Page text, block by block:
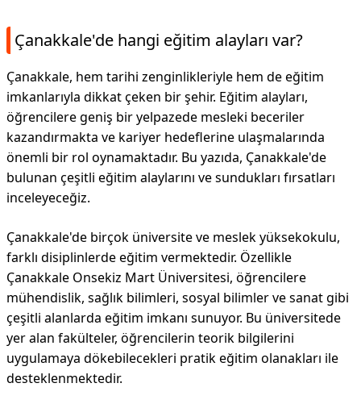
Çanakkale'de hangi eğitim alayları var?
Çanakkale, hem tarihi zenginlikleriyle hem de eğitim
imkanlarıyla dikkat çeken bir şehir. Eğitim alayları,
öğrencilere geniş bir yelpazede mesleki beceriler
kazandırmakta ve kariyer hedeflerine ulaşmalarında
önemli bir rol oynamaktadır. Bu yazıda, Çanakkale'de
bulunan çeşitli eğitim alaylarını ve sundukları fırsatları
inceleyeceğiz.
Çanakkale'de birçok üniversite ve meslek yüksekokulu,
farklı disiplinlerde eğitim vermektedir. Özellikle
Çanakkale Onsekiz Mart Üniversitesi, öğrencilere
mühendislik, sağlık bilimleri, sosyal bilimler ve sanat gibi
çeşitli alanlarda eğitim imkanı sunuyor. Bu üniversitede
yer alan fakülteler, öğrencilerin teorik bilgilerini
uygulamaya dökebilecekleri pratik eğitim olanakları ile
desteklenmektedir.